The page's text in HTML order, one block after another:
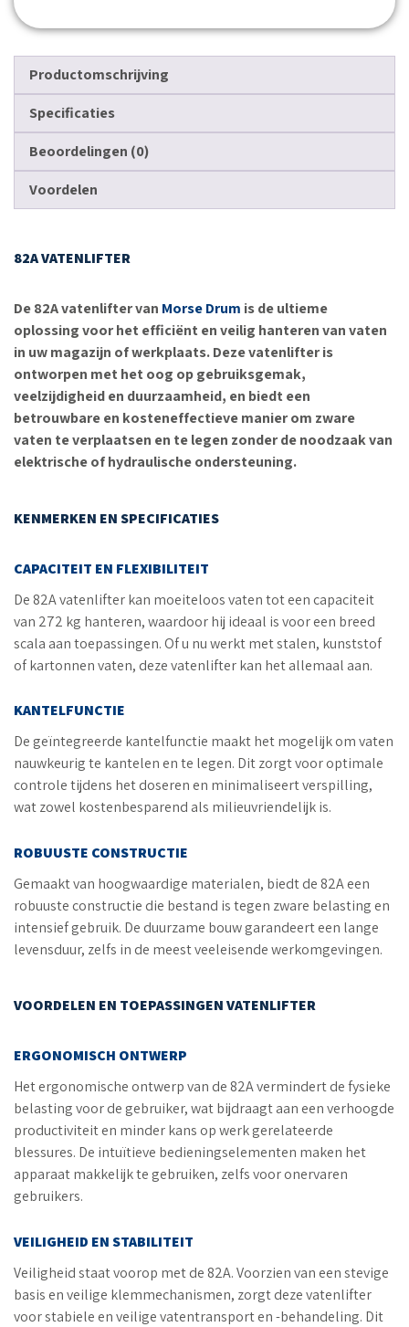
Productomschrijving
Specificaties
Beoordelingen (0)
Voordelen
82A VATENLIFTER
De 82A vatenlifter van Morse Drum is de ultieme
oplossing voor het efficiënt en veilig hanteren van vaten
in uw magazijn of werkplaats. Deze vatenlifter is
ontworpen met het oog op gebruiksgemak,
veelzijdigheid en duurzaamheid, en biedt een
betrouwbare en kosteneffectieve manier om zware
vaten te verplaatsen en te legen zonder de noodzaak van
elektrische of hydraulische ondersteuning.
KENMERKEN EN SPECIFICATIES
CAPACITEIT EN FLEXIBILITEIT
De 82A vatenlifter kan moeiteloos vaten tot een capaciteit
van 272 kg hanteren, waardoor hij ideaal is voor een breed
scala aan toepassingen. Of u nu werkt met stalen, kunststof
of kartonnen vaten, deze vatenlifter kan het allemaal aan.
KANTELFUNCTIE
De geïntegreerde kantelfunctie maakt het mogelijk om vaten
nauwkeurig te kantelen en te legen. Dit zorgt voor optimale
controle tijdens het doseren en minimaliseert verspilling,
wat zowel kostenbesparend als milieuvriendelijk is.
ROBUUSTE CONSTRUCTIE
Gemaakt van hoogwaardige materialen, biedt de 82A een
robuuste constructie die bestand is tegen zware belasting en
intensief gebruik. De duurzame bouw garandeert een lange
levensduur, zelfs in de meest veeleisende werkomgevingen.
VOORDELEN EN TOEPASSINGEN VATENLIFTER
ERGONOMISCH ONTWERP
Het ergonomische ontwerp van de 82A vermindert de fysieke
belasting voor de gebruiker, wat bijdraagt aan een verhoogde
productiviteit en minder kans op werk gerelateerde
blessures. De intuïtieve bedieningselementen maken het
apparaat makkelijk te gebruiken, zelfs voor onervaren
gebruikers.
VEILIGHEID EN STABILITEIT
Veiligheid staat voorop met de 82A. Voorzien van een stevige
basis en veilige klemmechanismen, zorgt deze vatenlifter
voor stabiele en veilige vatentransport en -behandeling. Dit